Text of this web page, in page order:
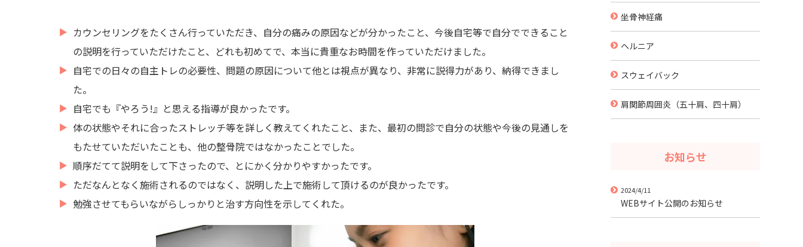
カウンセリングをたくさん行っていただき、自分の痛みの原因などが分かったこと、今後自宅等で自分でできること
の説明を行っていただけたこと、どれも初めてで、本当に貴重なお時間を作っていただけました。
自宅での日々の自主トレの必要性、問題の原因について他とは視点が異なり、非常に説得力があり、納得できまし
た。
自宅でも『やろう!』と思える指導が良かったです。
体の状態やそれに合ったストレッチ等を詳しく教えてくれたこと、また、最初の問診で自分の状態や今後の見通しを
もたせていただいたことも、他の整骨院ではなかったことでした。
順序だてて説明をして下さったので、とにかく分かりやすかったです。
ただなんとなく施術されるのではなく、説明した上で施術して頂けるのが良かったです。
勉強させてもらいながらしっかりと治す方向性を示してくれた。
坐骨神経痛
ヘルニア
スウェイバック
肩関節周囲炎（五十肩、四十肩）
お知らせ
2024/4/11
WEBサイト公開のお知らせ